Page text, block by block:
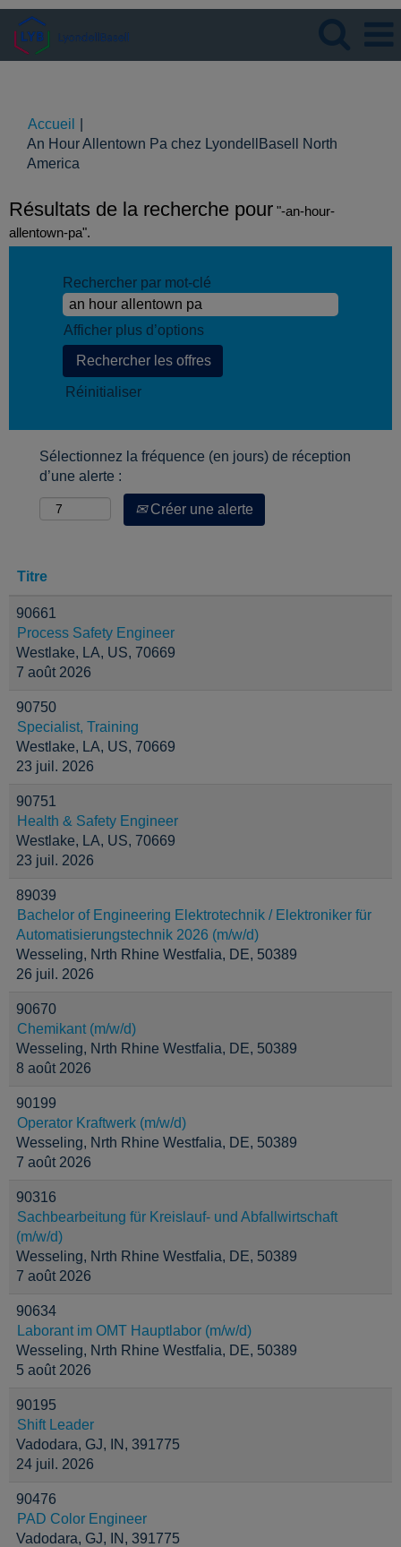
Accueil
An Hour Allentown Pa chez LyondellBasell North
America
Résultats de la recherche pour "-an-hour-
allentown-pa".
Rechercher par mot-clé
Afficher plus d’options
Réinitialiser
Sélectionnez la fréquence (en jours) de réception
d’une alerte :
Créer une alerte
Titre
90661
Process Safety Engineer
Westlake, LA, US, 70669
7 août 2026
90750
Specialist, Training
Westlake, LA, US, 70669
23 juil. 2026
90751
Health & Safety Engineer
Westlake, LA, US, 70669
23 juil. 2026
89039
Bachelor of Engineering Elektrotechnik / Elektroniker für
Automatisierungstechnik 2026 (m/w/d)
Wesseling, Nrth Rhine Westfalia, DE, 50389
26 juil. 2026
90670
Chemikant (m/w/d)
Wesseling, Nrth Rhine Westfalia, DE, 50389
8 août 2026
90199
Operator Kraftwerk (m/w/d)
Wesseling, Nrth Rhine Westfalia, DE, 50389
7 août 2026
90316
Sachbearbeitung für Kreislauf- und Abfallwirtschaft
(m/w/d)
Wesseling, Nrth Rhine Westfalia, DE, 50389
7 août 2026
90634
Laborant im OMT Hauptlabor (m/w/d)
Wesseling, Nrth Rhine Westfalia, DE, 50389
5 août 2026
90195
Shift Leader
Vadodara, GJ, IN, 391775
24 juil. 2026
90476
PAD Color Engineer
Vadodara, GJ, IN, 391775